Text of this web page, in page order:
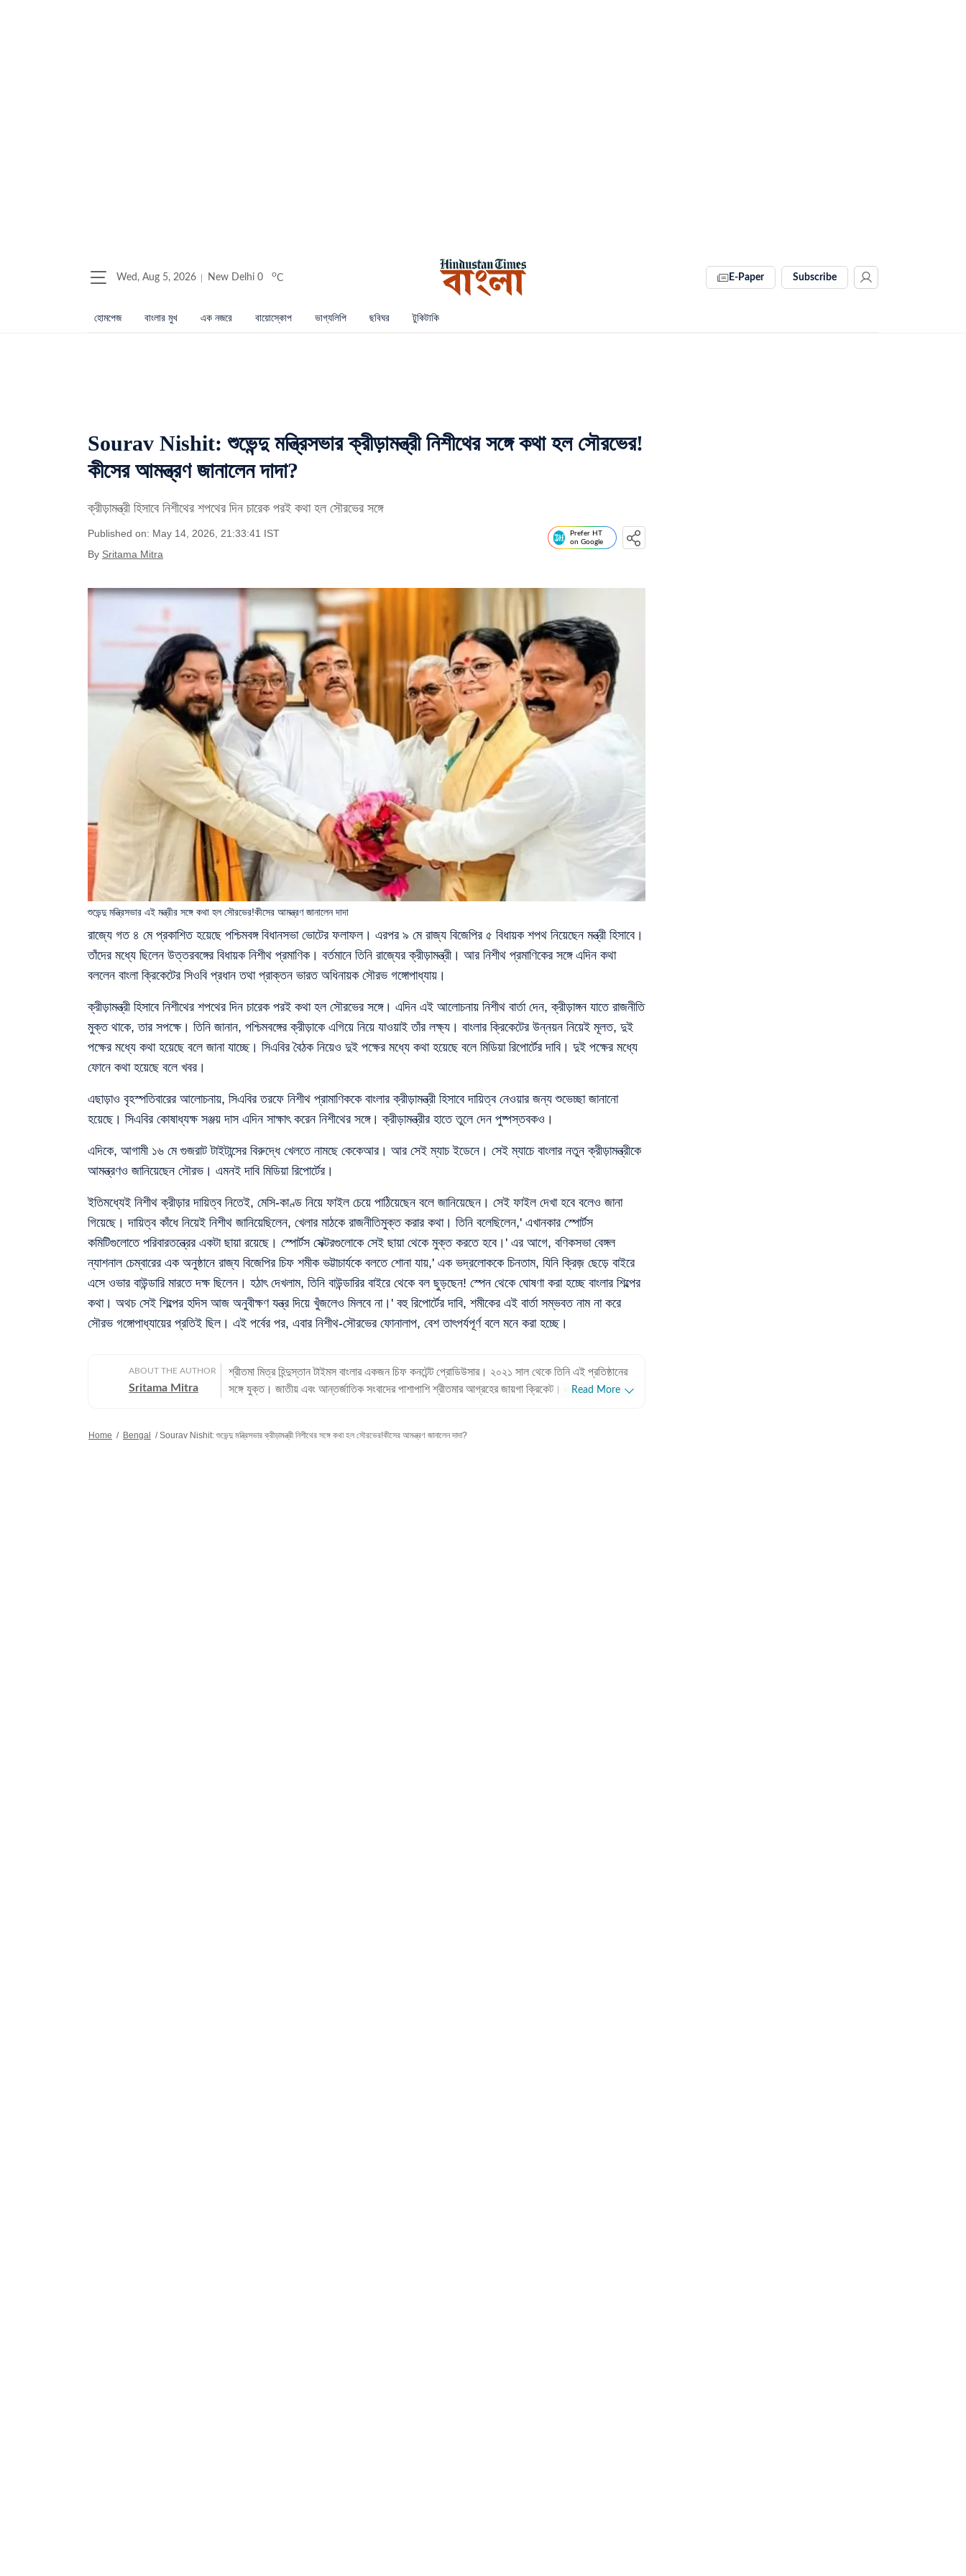
Wed, Aug 5, 2026 New Delhi 0 oC E-Paper Subscribe
হোমপেজ বাংলার মুখ এক নজরে বায়োস্কোপ ভাগ্যলিপি ছবিঘর টুকিটাকি
Sourav Nishit: শুভেন্দু মন্ত্রিসভার ক্রীড়ামন্ত্রী নিশীথের সঙ্গে কথা হল সৌরভের!
কীসের আমন্ত্রণ জানালেন দাদা?
ক্রীড়ামন্ত্রী হিসাবে নিশীথের শপথের দিন চারেক পরই কথা হল সৌরভের সঙ্গে
Published on: May 14, 2026, 21:33:41 IST
By Sritama Mitra
Prefer HT
on Google
রাজ্যে গত ৪ মে প্রকাশিত হয়েছে পশ্চিমবঙ্গ বিধানসভা ভোটের ফলাফল। এরপর ৯ মে রাজ্য বিজেপির ৫ বিধায়ক শপথ নিয়েছেন মন্ত্রী হিসাবে।
তাঁদের মধ্যে ছিলেন উত্তরবঙ্গের বিধায়ক নিশীথ প্রমাণিক। বর্তমানে তিনি রাজ্যের ক্রীড়ামন্ত্রী। আর নিশীথ প্রমাণিকের সঙ্গে এদিন কথা
বললেন বাংলা ক্রিকেটের সিওবি প্রধান তথা প্রাক্তন ভারত অধিনায়ক সৌরভ গঙ্গোপাধ্যায়।
শুভেন্দু মন্ত্রিসভার এই মন্ত্রীর সঙ্গে কথা হল সৌরভের!কীসের আমন্ত্রণ জানালেন দাদা
ক্রীড়ামন্ত্রী হিসাবে নিশীথের শপথের দিন চারেক পরই কথা হল সৌরভের সঙ্গে। এদিন এই আলোচনায় নিশীথ বার্তা দেন, ক্রীড়াঙ্গন যাতে রাজনীতি
মুক্ত থাকে, তার সপক্ষে। তিনি জানান, পশ্চিমবঙ্গের ক্রীড়াকে এগিয়ে নিয়ে যাওয়াই তাঁর লক্ষ্য। বাংলার ক্রিকেটের উন্নয়ন নিয়েই মূলত, দুই
পক্ষের মধ্যে কথা হয়েছে বলে জানা যাচ্ছে। সিএবির বৈঠক নিয়েও দুই পক্ষের মধ্যে কথা হয়েছে বলে মিডিয়া রিপোর্টের দাবি। দুই পক্ষের মধ্যে
ফোনে কথা হয়েছে বলে খবর।
এছাড়াও বৃহস্পতিবারের আলোচনায়, সিএবির তরফে নিশীথ প্রামাণিককে বাংলার ক্রীড়ামন্ত্রী হিসাবে দায়িত্ব নেওয়ার জন্য শুভেচ্ছা জানানো
হয়েছে। সিএবির কোষাধ্যক্ষ সঞ্জয় দাস এদিন সাক্ষাৎ করেন নিশীথের সঙ্গে। ক্রীড়ামন্ত্রীর হাতে তুলে দেন পুষ্পস্তবকও।
এদিকে, আগামী ১৬ মে গুজরাট টাইটান্সের বিরুদ্ধে খেলতে নামছে কেকেআর। আর সেই ম্যাচ ইডেনে। সেই ম্যাচে বাংলার নতুন ক্রীড়ামন্ত্রীকে
আমন্ত্রণও জানিয়েছেন সৌরভ। এমনই দাবি মিডিয়া রিপোর্টের।
ইতিমধ্যেই নিশীথ ক্রীড়ার দায়িত্ব নিতেই, মেসি-কাণ্ড নিয়ে ফাইল চেয়ে পাঠিয়েছেন বলে জানিয়েছেন। সেই ফাইল দেখা হবে বলেও জানা
গিয়েছে। দায়িত্ব কাঁধে নিয়েই নিশীথ জানিয়েছিলেন, খেলার মাঠকে রাজনীতিমুক্ত করার কথা। তিনি বলেছিলেন,' এখানকার স্পোর্টস
কমিটিগুলোতে পরিবারতন্ত্রের একটা ছায়া রয়েছে। স্পোর্টস সেক্টরগুলোকে সেই ছায়া থেকে মুক্ত করতে হবে।' এর আগে, বণিকসভা বেঙ্গল
ন্যাশনাল চেম্বারের এক অনুষ্ঠানে রাজ্য বিজেপির চিফ শমীক ভট্টাচার্যকে বলতে শোনা যায়,' এক ভদ্রলোককে চিনতাম, যিনি ক্রিজ় ছেড়ে বাইরে
এসে ওভার বাউন্ডারি মারতে দক্ষ ছিলেন। হঠাৎ দেখলাম, তিনি বাউন্ডারির বাইরে থেকে বল ছুড়ছেন! স্পেন থেকে ঘোষণা করা হচ্ছে বাংলার শিল্পের
কথা। অথচ সেই শিল্পের হদিস আজ অনুবীক্ষণ যন্ত্র দিয়ে খুঁজলেও মিলবে না।' বহু রিপোর্টের দাবি, শমীকের এই বার্তা সম্ভবত নাম না করে
সৌরভ গঙ্গোপাধ্যায়ের প্রতিই ছিল। এই পর্বের পর, এবার নিশীথ-সৌরভের ফোনালাপ, বেশ তাৎপর্যপূর্ণ বলে মনে করা হচ্ছে।
ABOUT THE AUTHOR
Sritama Mitra
শ্রীতমা মিত্র হিন্দুস্তান টাইমস বাংলার একজন চিফ কনটেন্ট প্রোডিউসার। ২০২১ সাল থেকে তিনি এই প্রতিষ্ঠানের
সঙ্গে যুক্ত। জাতীয় এবং আন্তর্জাতিক সংবাদের পাশাপাশি শ্রীতমার আগ্রহের জায়গা ক্রিকেট। এছাড়াও তিনি
সালে তিনি ইটিভি নিউজ বাংলায় কপি এডিটর হিসেবে যোগদান করেন। পরবর্তীতে ওয়ানইন্ডিয়া-সহ বিভিন্ন
Read More
Home / Bengal / Sourav Nishit: শুভেন্দু মন্ত্রিসভার ক্রীড়ামন্ত্রী নিশীথের সঙ্গে কথা হল সৌরভের!কীসের আমন্ত্রণ জানালেন দাদা?